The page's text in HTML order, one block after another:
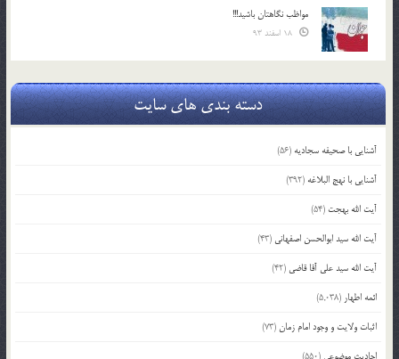
مواظب نگاهتان باشید!!!
دسته بندی های سایت
آشنایی با صحیفه سجادیه (56)
آشنایی با نهج البلاغه (392)
آیت الله بهجت (54)
آیت الله سید ابوالحسن اصفهانی (43)
آیت الله سید علی آقا قاضی (42)
ائمه اطهار (5,038)
اثبات ولایت و وجود امام زمان(73)